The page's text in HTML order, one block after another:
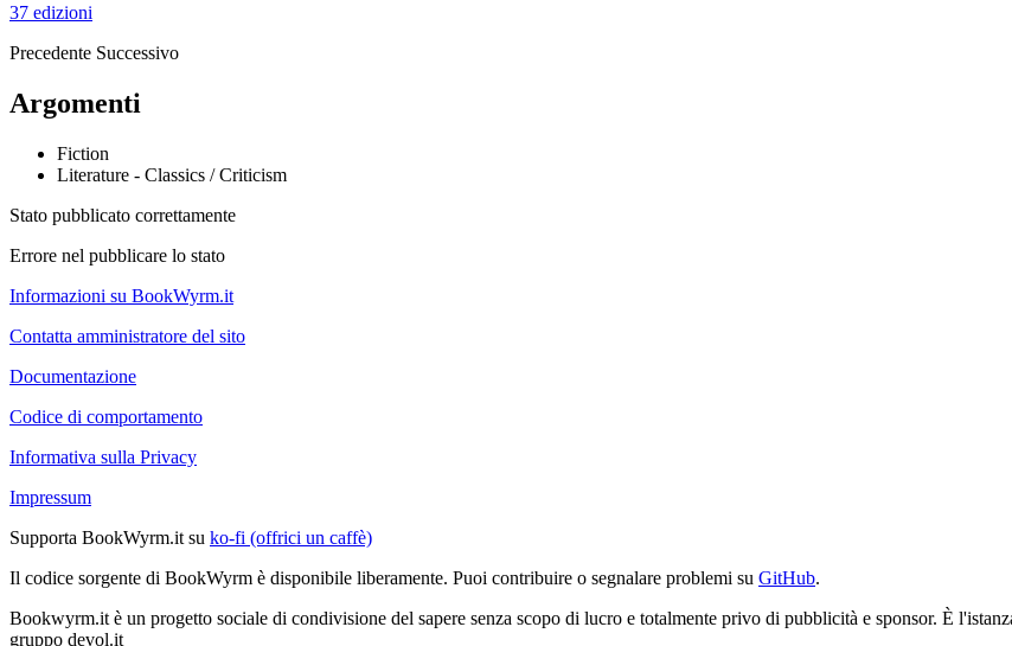
37 edizioni
Precedente Successivo
Argomenti
Fiction
Literature - Classics / Criticism
Stato pubblicato correttamente
Errore nel pubblicare lo stato
Informazioni su BookWyrm.it
Contatta amministratore del sito
Documentazione
Codice di comportamento
Informativa sulla Privacy
Impressum
Supporta BookWyrm.it su ko-fi (offrici un caffè)
Il codice sorgente di BookWyrm è disponibile liberamente. Puoi contribuire o segnalare problemi su GitHub.
Bookwyrm.it è un progetto sociale di condivisione del sapere senza scopo di lucro e totalmente privo di pubblicità e sponsor. È
gruppo devol.it